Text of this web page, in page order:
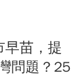
苗，提
問題？25